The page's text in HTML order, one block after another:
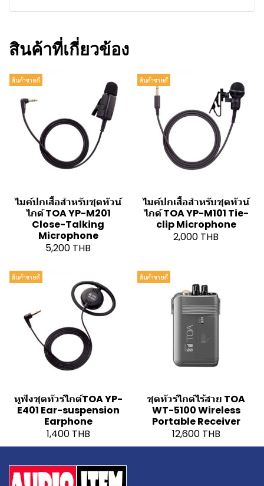
สินค้าที่เกี่ยวข้อง
สินค้าขายดี
ไมค์ปกเสื้อสำหรับชุดทัวน์
ไกด์ TOA YP-M201
Close-Talking
Microphone
5,200 THB
สินค้าขายดี
ไมค์ปกเสื้อสำหรับชุดทัวน์
ไกด์ TOA YP-M101 Tie-
clip Microphone
2,000 THB
สินค้าขายดี
หูฟังชุดทัวร์ไกด์TOA YP-
E401 Ear-suspension
Earphone
1,400 THB
สินค้าขายดี
ชุดทัวร์ไกด์ไร้สาย TOA
WT-5100 Wireless
Portable Receiver
12,600 THB